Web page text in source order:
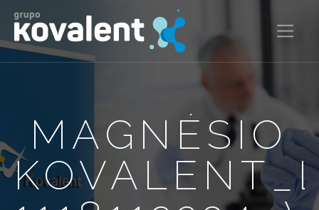
MAGNÉSIO